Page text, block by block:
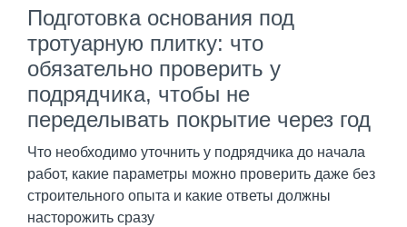
Подготовка основания под
тротуарную плитку: что
обязательно проверить у
подрядчика, чтобы не
переделывать покрытие через год
Что необходимо уточнить у подрядчика до начала
работ, какие параметры можно проверить даже без
строительного опыта и какие ответы должны
насторожить сразу